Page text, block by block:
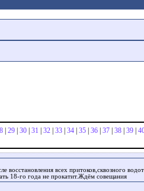
29 30 31 32 33 34 35 36 37 38 39
всех притоков,сквозного
18-го года не прокатит.Ждём совещания